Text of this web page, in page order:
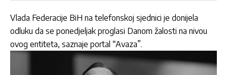
Vlada Federacije BiH na telefonskoj sjednici je donijela
odluku da se ponedjeljak proglasi Danom žalosti na nivou
ovog entiteta, saznaje portal “Avaza”.